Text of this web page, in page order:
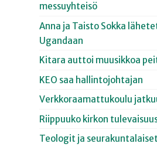
messuyhteisö
Anna ja Taisto Sokka
Ugandaan
Kitara auttoi muusikkoa
KEO saa hallintojohtajan
Verkkoraamattukoulu
Riippuuko kirkon
Teologit ja